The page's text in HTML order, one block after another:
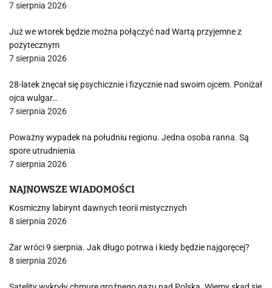
7 sierpnia 2026
Już we wtorek będzie można połączyć nad Wartą przyjemne z
pożytecznym
7 sierpnia 2026
28-latek znęcał się psychicznie i fizycznie nad swoim ojcem. Poniżał
ojca wulgar…
7 sierpnia 2026
Poważny wypadek na południu regionu. Jedna osoba ranna. Są
spore utrudnienia
7 sierpnia 2026
NAJNOWSZE WIADOMOŚCI
Kosmiczny labirynt dawnych teorii mistycznych
8 sierpnia 2026
Żar wróci 9 sierpnia. Jak długo potrwa i kiedy będzie najgoręcej?
8 sierpnia 2026